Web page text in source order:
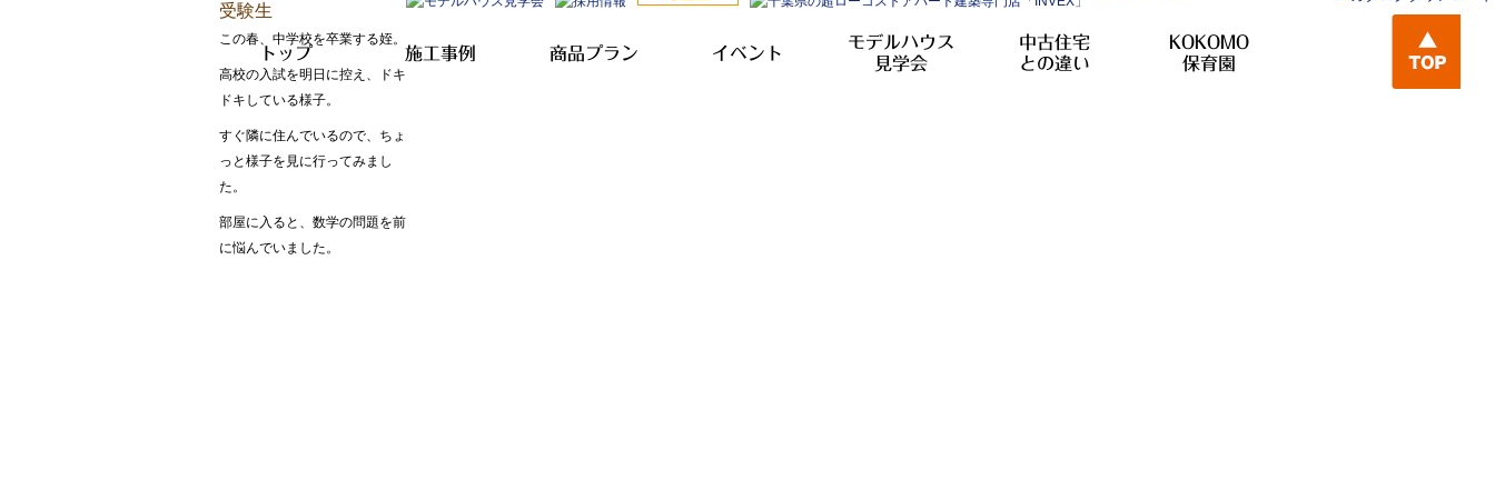
トップ 施工事例 商品プラン イベント
モデルハウス
見学会
中古住宅
との違い
KOKOMO
保育園
受験生
この春、中学校を卒業する姪。
高校の入試を明日に控え、ドキ
ドキしている様子。
すぐ隣に住んでいるので、ちょ
っと様子を見に行ってみまし
た。
部屋に入ると、数学の問題を前
に悩んでいました。